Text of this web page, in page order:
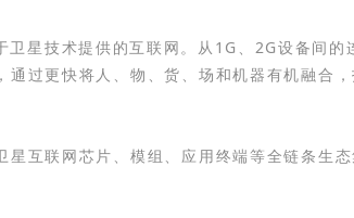
星技术提供的互联网。从1G、2G设备间
通过更快将人、物、货、场和机器有机融合
星互联网芯片、模组、应用终端等全链条生